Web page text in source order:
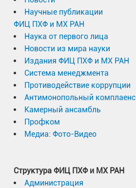
Научные публикации
ФИЦ ПХФ и МХ РАН
Наука от первого лица
Новости из мира науки
Издания ФИЦ ПХФ и МХ РАН
Система менеджмента
Противодействие коррупции
Антимонопольный комплаенс
Камерный ансамбль
Профком
Медиа: Фото-Видео
Структура ФИЦ ПХФ и МХ РАН
Администрация